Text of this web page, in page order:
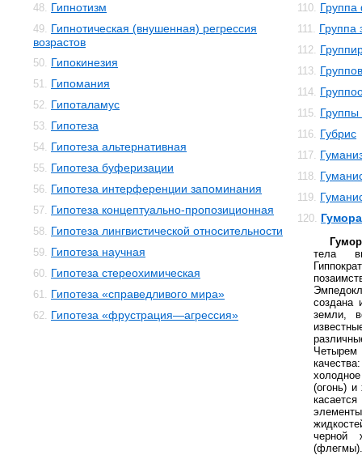
48. Гипнотизм
49. Гипнотическая (внушенная) регрессия
возрастов
50. Гипокинезия
51. Гипомания
52. Гипоталамус
53. Гипотеза
54. Гипотеза альтернативная
55. Гипотеза буферизации
56. Гипотеза интерференции запоминания
57. Гипотеза концептуально-пропозиционная
58. Гипотеза лингвистической относительности
59. Гипотеза научная
60. Гипотеза стереохимическая
61. Гипотеза «справедливого мира»
62. Гипотеза «фрустрация—агрессия»
110.
111. Группа
112.
113.
114.
115. Группы
116. Губрис
117.
118.
119.
120.
тела
создана
земли,
Четырем
(огонь)
черной